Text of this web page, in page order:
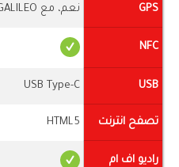
GPS نعم، مع A-GPS, GLONASS, GALILEO
NFC
USB
USB Type-C
تصفح انترنت HTML5
راديو اف ام